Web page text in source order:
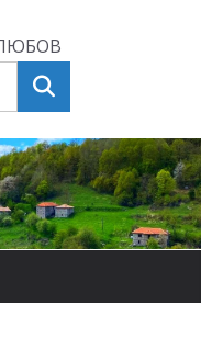
Търсене